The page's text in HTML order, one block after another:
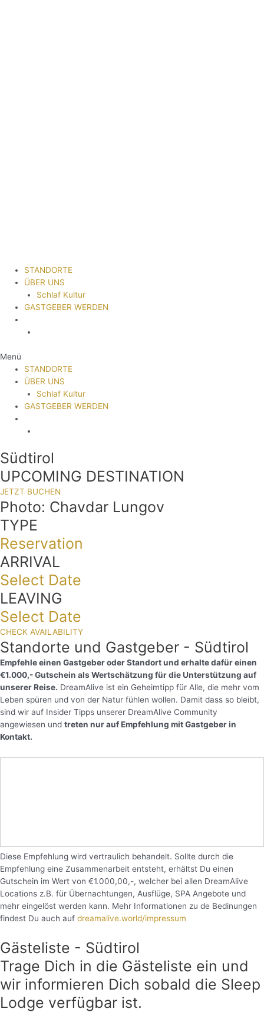
STANDORTE
ÜBER UNS
Schlaf Kultur
GASTGEBER WERDEN
Menü
STANDORTE
ÜBER UNS
Schlaf Kultur
GASTGEBER WERDEN
Südtirol
UPCOMING DESTINATION
JETZT BUCHEN
Photo: Chavdar Lungov
TYPE
Reservation
ARRIVAL
Select Date
LEAVING
Select Date
CHECK AVAILABILITY
Standorte und Gastgeber - Südtirol
Empfehle einen Gastgeber oder Standort und erhalte dafür einen
€1.000,- Gutschein als Wertschätzung für die Unterstützung auf
unserer Reise. DreamAlive ist ein Geheimtipp für Alle, die mehr vom
Leben spüren und von der Natur fühlen wollen. Damit dass so bleibt,
sind wir auf Insider Tipps unserer DreamAlive Community
angewiesen und treten nur auf Empfehlung mit Gastgeber in
Kontakt.
Diese Empfehlung wird vertraulich behandelt. Sollte durch die
Empfehlung eine Zusammenarbeit entsteht, erhältst Du einen
Gutschein im Wert von €1.000,00,-, welcher bei allen DreamAlive
Locations z.B. für Übernachtungen, Ausflüge, SPA Angebote und
mehr eingelöst werden kann. Mehr Informationen zu de Bedinungen
findest Du auch auf dreamalive.world/impressum
Gästeliste - Südtirol
Trage Dich in die Gästeliste ein und
wir informieren Dich sobald die Sleep
Lodge verfügbar ist.